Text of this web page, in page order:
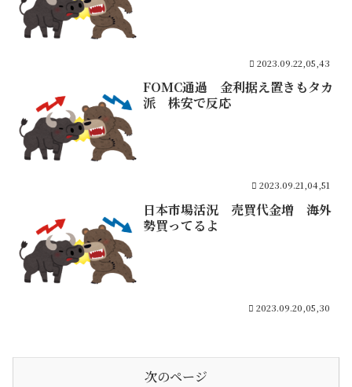
2023.09.22,05,43
FOMC通過 金利据え置きもタカ
派 株安で反応
2023.09.21,04,51
日本市場活況 売買代金増 海外
勢買ってるよ
2023.09.20,05,30
次のページ